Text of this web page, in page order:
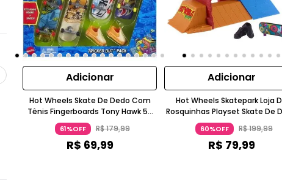
Adicionar
Hot Wheels Skate De Dedo Com
Tênis Fingerboards Tony Hawk 5+
Mattel
61%OFF R$179,99
R$ 69,99
Adicionar
Hot Wheels Skatepark Loja
Rosquinhas Playset Skate De
Tony Hawk Com Movimento A
De 5 Anos Mattel
60%OFF R$199,99
R$ 79,99